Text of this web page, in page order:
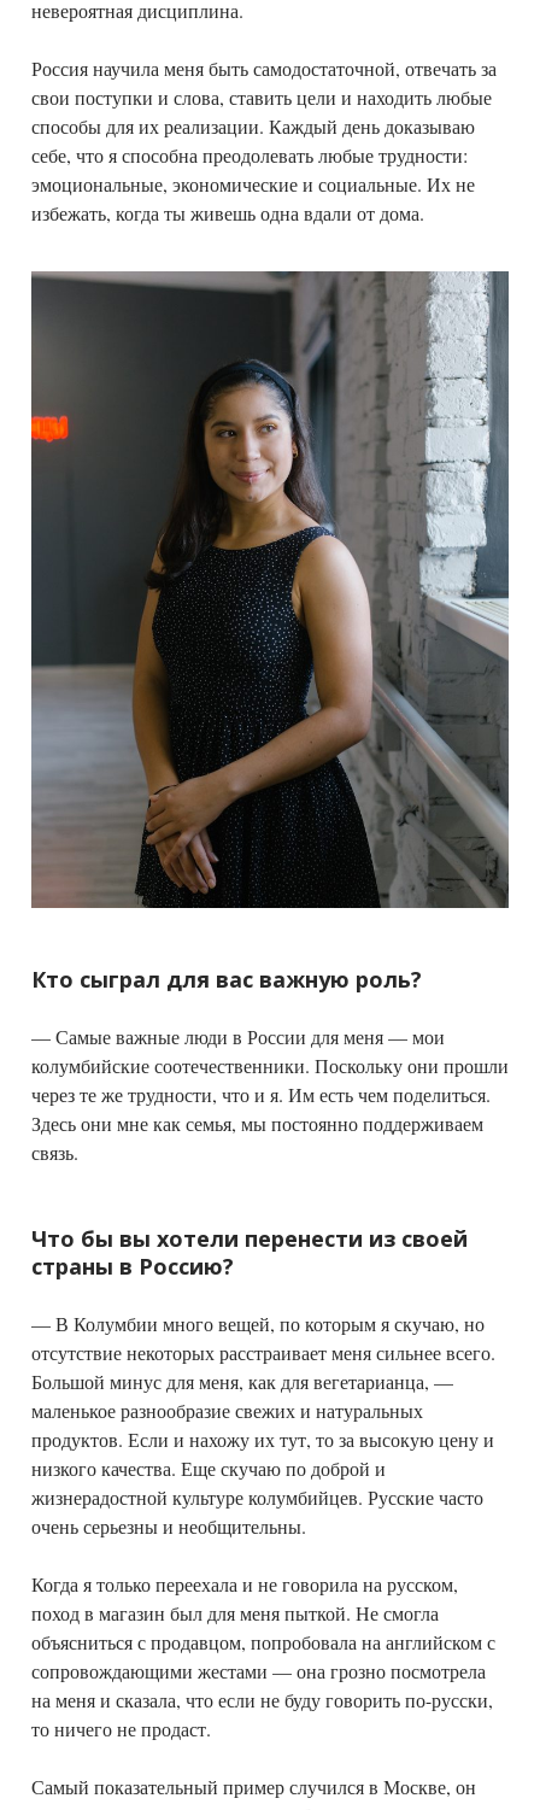
невероятная дисциплина.
Россия научила меня быть самодостаточной, отвечать за
свои поступки и слова, ставить цели и находить любые
способы для их реализации. Каждый день доказываю
себе, что я способна преодолевать любые трудности:
эмоциональные, экономические и социальные. Их не
избежать, когда ты живешь одна вдали от дома.
Кто сыграл для вас важную роль?
— Самые важные люди в России для меня — мои
колумбийские соотечественники. Поскольку они прошли
через те же трудности, что и я. Им есть чем поделиться.
Здесь они мне как семья, мы постоянно поддерживаем
связь.
Что бы вы хотели перенести из своей
страны в Россию?
— В Колумбии много вещей, по которым я скучаю, но
отсутствие некоторых расстраивает меня сильнее всего.
Большой минус для меня, как для вегетарианца, —
маленькое разнообразие свежих и натуральных
продуктов. Если и нахожу их тут, то за высокую цену и
низкого качества. Еще скучаю по доброй и
жизнерадостной культуре колумбийцев. Русские часто
очень серьезны и необщительны.
Когда я только переехала и не говорила на русском,
поход в магазин был для меня пыткой. Не смогла
объясниться с продавцом, попробовала на английском с
сопровождающими жестами — она грозно посмотрела
на меня и сказала, что если не буду говорить по-русски,
то ничего не продаст.
Самый показательный пример случился в Москве, он